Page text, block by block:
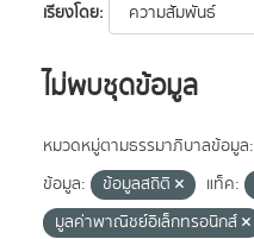
เรียงโดย
ไม่พบชุดข้อมูล
หมวดหมู่ตามธรรมาภิบาลข้อมูล:
ข้อมูล:
ข้อมูลสถิติ แท็ค:
มูลค่าพาณิชย์อิเล็กทรอนิกส์